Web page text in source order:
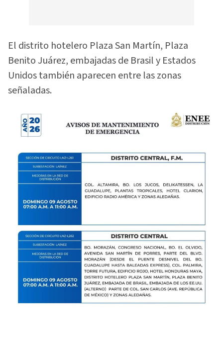
El distrito hotelero Plaza San Martín, Plaza
Benito Juárez, embajadas de Brasil y Estados
Unidos también aparecen entre las zonas
señaladas.